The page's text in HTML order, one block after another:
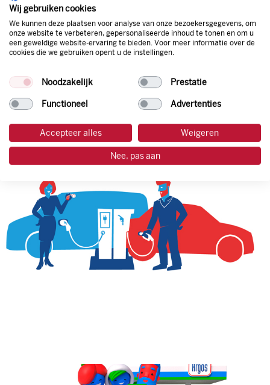
natuurlijk de prijs aan de pomp. Zo ben je altijd verzekerd
van de laagste prijs.
Wij gebruiken cookies
We kunnen deze plaatsen voor analyse van onze bezoekersgegevens, om
onze website te verbeteren, gepersonaliseerde inhoud te tonen en om u
een geweldige website-ervaring te bieden. Voor meer informatie over de
cookies die we gebruiken opent u de instellingen.
Noodzakelijk Prestatie
Functioneel Advertenties
Accepteer alles Weigeren
Nee, pas aan